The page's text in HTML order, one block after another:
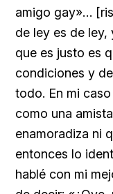
amigo gay»…
de ley es de ley,
que es justo es
condiciones y
todo. En mi
como una
enamoradiza ni
entonces lo
hablé con mi